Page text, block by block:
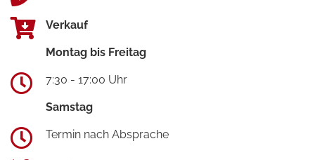
Verkauf
Montag bis Freitag
7:30 - 17:00 Uhr
Samstag
Termin nach Absprache